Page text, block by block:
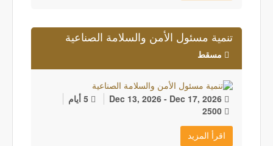
تنمية مسئول الأمن والسلامة الصناعية
مسقط
5 أيام
اقرأ المزيد